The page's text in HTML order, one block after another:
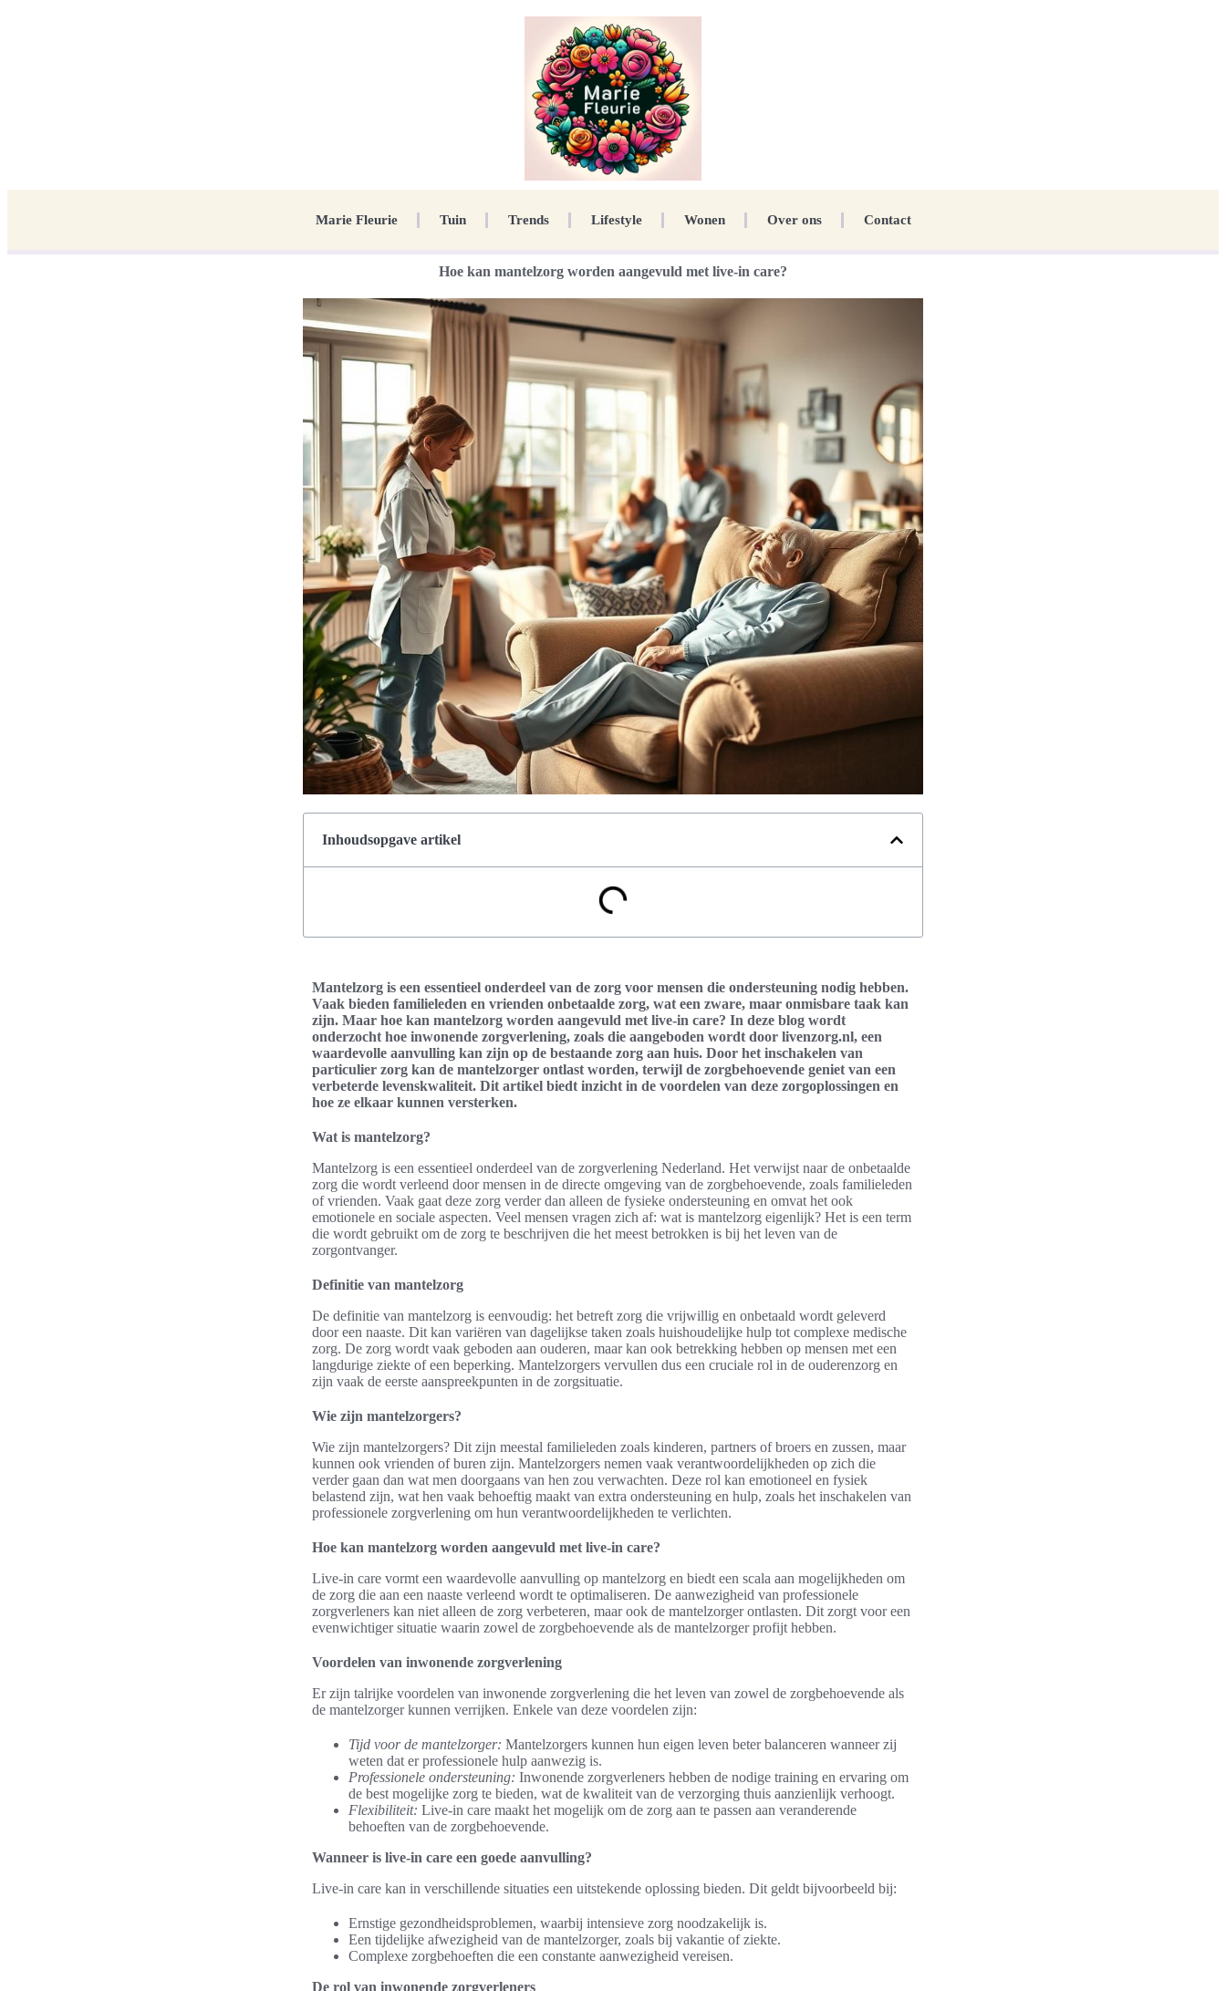
Marie Fleurie Tuin Trends Lifestyle Wonen Over ons Contact
Hoe kan mantelzorg worden aangevuld met live-in care?
Inhoudsopgave artikel
Mantelzorg is een essentieel onderdeel van de zorg voor mensen die ondersteuning nodig hebben.
Vaak bieden familieleden en vrienden onbetaalde zorg, wat een zware, maar onmisbare taak kan
zijn. Maar hoe kan mantelzorg worden aangevuld met live-in care? In deze blog wordt
onderzocht hoe inwonende zorgverlening, zoals die aangeboden wordt door livenzorg.nl, een
waardevolle aanvulling kan zijn op de bestaande zorg aan huis. Door het inschakelen van
particulier zorg kan de mantelzorger ontlast worden, terwijl de zorgbehoevende geniet van een
verbeterde levenskwaliteit. Dit artikel biedt inzicht in de voordelen van deze zorgoplossingen en
hoe ze elkaar kunnen versterken.
Wat is mantelzorg?
Mantelzorg is een essentieel onderdeel van de zorgverlening Nederland. Het verwijst naar de onbetaalde
zorg die wordt verleend door mensen in de directe omgeving van de zorgbehoevende, zoals familieleden
of vrienden. Vaak gaat deze zorg verder dan alleen de fysieke ondersteuning en omvat het ook
emotionele en sociale aspecten. Veel mensen vragen zich af: wat is mantelzorg eigenlijk? Het is een term
die wordt gebruikt om de zorg te beschrijven die het meest betrokken is bij het leven van de
zorgontvanger.
Definitie van mantelzorg
De definitie van mantelzorg is eenvoudig: het betreft zorg die vrijwillig en onbetaald wordt geleverd
door een naaste. Dit kan variëren van dagelijkse taken zoals huishoudelijke hulp tot complexe medische
zorg. De zorg wordt vaak geboden aan ouderen, maar kan ook betrekking hebben op mensen met een
langdurige ziekte of een beperking. Mantelzorgers vervullen dus een cruciale rol in de ouderenzorg en
zijn vaak de eerste aanspreekpunten in de zorgsituatie.
Wie zijn mantelzorgers?
Wie zijn mantelzorgers? Dit zijn meestal familieleden zoals kinderen, partners of broers en zussen, maar
kunnen ook vrienden of buren zijn. Mantelzorgers nemen vaak verantwoordelijkheden op zich die
verder gaan dan wat men doorgaans van hen zou verwachten. Deze rol kan emotioneel en fysiek
belastend zijn, wat hen vaak behoeftig maakt van extra ondersteuning en hulp, zoals het inschakelen van
professionele zorgverlening om hun verantwoordelijkheden te verlichten.
Hoe kan mantelzorg worden aangevuld met live-in care?
Live-in care vormt een waardevolle aanvulling op mantelzorg en biedt een scala aan mogelijkheden om
de zorg die aan een naaste verleend wordt te optimaliseren. De aanwezigheid van professionele
zorgverleners kan niet alleen de zorg verbeteren, maar ook de mantelzorger ontlasten. Dit zorgt voor een
evenwichtiger situatie waarin zowel de zorgbehoevende als de mantelzorger profijt hebben.
Voordelen van inwonende zorgverlening
Er zijn talrijke voordelen van inwonende zorgverlening die het leven van zowel de zorgbehoevende als
de mantelzorger kunnen verrijken. Enkele van deze voordelen zijn:
Tijd voor de mantelzorger: Mantelzorgers kunnen hun eigen leven beter balanceren wanneer zij
weten dat er professionele hulp aanwezig is.
Professionele ondersteuning: Inwonende zorgverleners hebben de nodige training en ervaring om
de best mogelijke zorg te bieden, wat de kwaliteit van de verzorging thuis aanzienlijk verhoogt.
Flexibiliteit: Live-in care maakt het mogelijk om de zorg aan te passen aan veranderende
behoeften van de zorgbehoevende.
Wanneer is live-in care een goede aanvulling?
Live-in care kan in verschillende situaties een uitstekende oplossing bieden. Dit geldt bijvoorbeeld bij:
Ernstige gezondheidsproblemen, waarbij intensieve zorg noodzakelijk is.
Een tijdelijke afwezigheid van de mantelzorger, zoals bij vakantie of ziekte.
Complexe zorgbehoeften die een constante aanwezigheid vereisen.
De rol van inwonende zorgverleners